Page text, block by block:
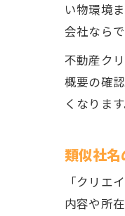
い物環境
会社なら
不動産ク
概要の確
くなります
類似社
「クリエ
内容や所